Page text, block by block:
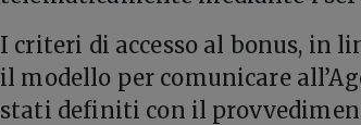
I criteri di accesso al bonus, in
il modello per comunicare
stati definiti con il